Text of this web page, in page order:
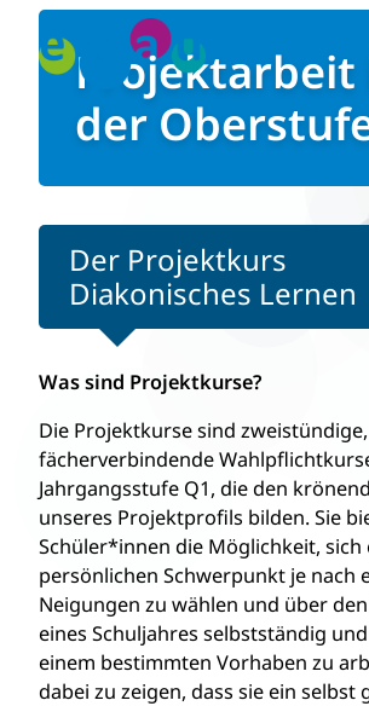
Zum
Inhalt
springenProjektarbeit
der
Der Projektkurs
Diakonisches Lernen
Was sind Projektkurse?
Die Projektkurse sind zweistündige,
fächerverbindende
Jahrgangsstufe Q1, die den
unseres Projektprofils bilden. Sie
Schüler*innen die Möglichkeit, sich
persönlichen Schwerpunkt je nach
Neigungen zu wählen und über
eines Schuljahres selbstständig
einem bestimmten Vorhaben zu
dabei zu zeigen, dass sie ein selbst